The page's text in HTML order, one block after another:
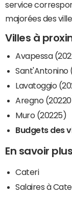
service
majorées des
Villes à
Avapessa
Sant'Antonino
Lavatoggio
Aregno
Muro (20225)
Budgets des
En savoir
Cateri
Salaires à